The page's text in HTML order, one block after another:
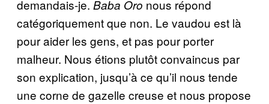
demandais-je. Baba Oro nous répond
catégoriquement que non. Le vaudou est là
pour aider les gens, et pas pour porter
malheur. Nous étions plutôt convaincus par
son explication, jusqu’à ce qu’il nous tende
une corne de gazelle creuse et nous propose